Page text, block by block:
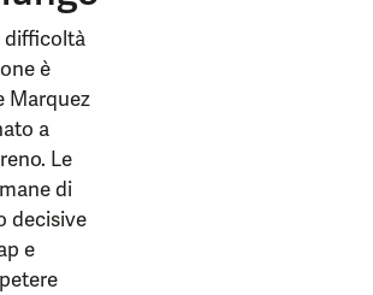
difficoltà
è
Marquez
a
Le
di
decisive
e